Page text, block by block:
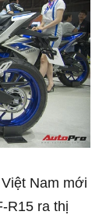
Nam mới
R15 ra thị